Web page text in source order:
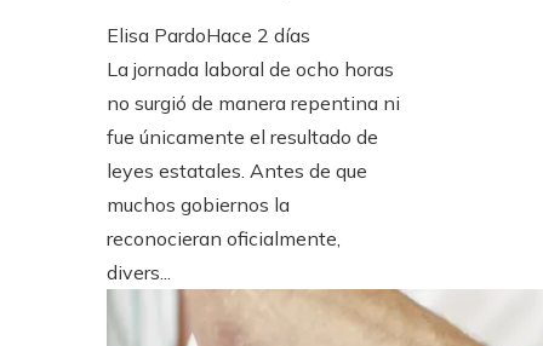
Elisa PardoHace 2 días
La jornada laboral de ocho horas
no surgió de manera repentina ni
fue únicamente el resultado de
leyes estatales. Antes de que
muchos gobiernos la
reconocieran oficialmente,
divers...